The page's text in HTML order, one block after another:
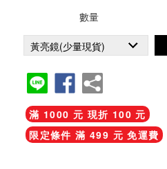
數量
滿 1000 元 現折 100 元
限定條件 滿 499 元 免運費